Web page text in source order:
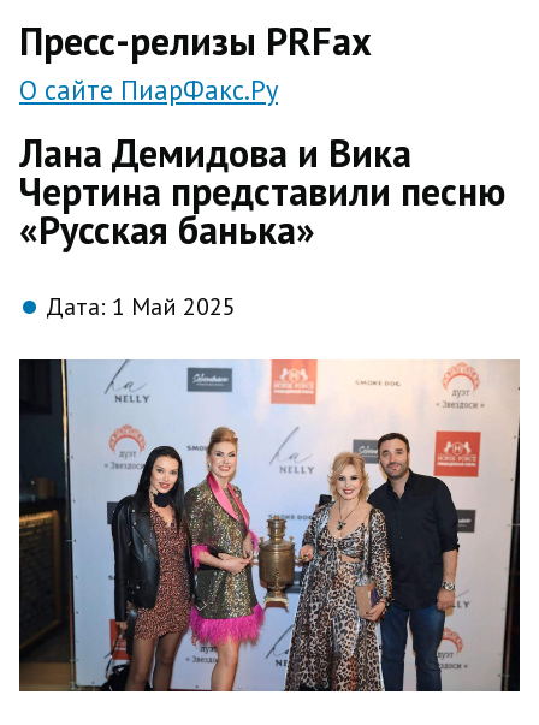
Пресс-релизы PRFax
О сайте ПиарФакс.Ру
Лана Демидова и Вика
Чертина представили песню
«Русская банька»
Дата: 1 Май 2025